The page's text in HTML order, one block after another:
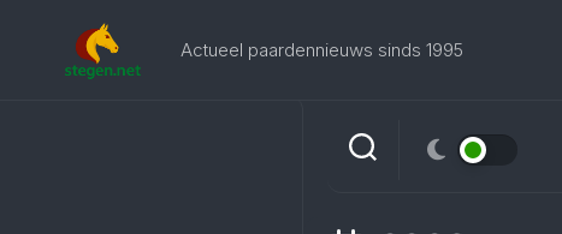
Actueel paardennieuws sinds 1995